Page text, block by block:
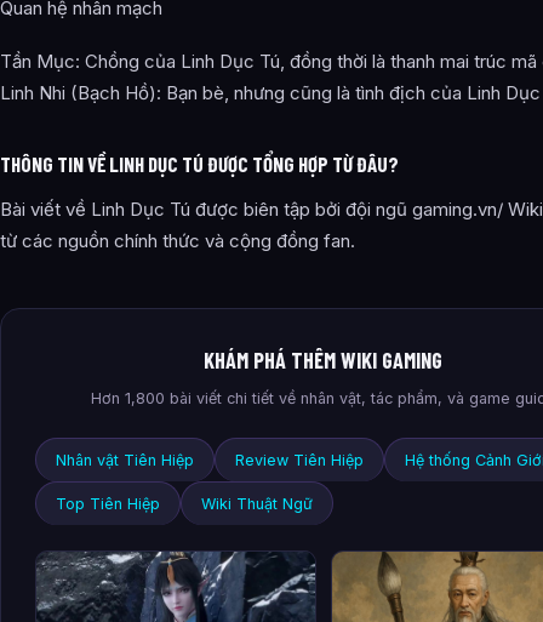
Quan hệ nhân mạch
Tần Mục: Chồng của Linh Dục Tú, đồng thời là thanh mai trúc
Linh Nhi (Bạch Hồ): Bạn bè, nhưng cũng là tình địch của Linh
THÔNG TIN VỀ LINH DỤC TÚ ĐƯỢC TỔNG HỢP TỪ ĐÂU?
Bài viết về Linh Dục Tú được biên tập bởi đội ngũ gaming.vn/
từ các nguồn chính thức và cộng đồng fan.
KHÁM PHÁ THÊM WIKI GAMING
Hơn 1,800 bài viết chi tiết về nhân vật, tác phẩm, và game
Nhân vật Tiên Hiệp Review Tiên Hiệp Hệ thống Cảnh
Top Tiên Hiệp Wiki Thuật Ngữ